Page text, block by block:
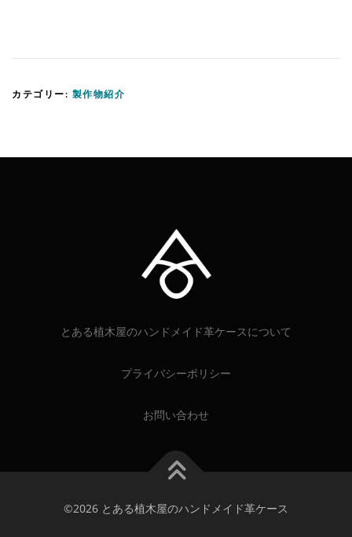
カテゴリー: 製作物紹介
とある植木屋のハンドメイド革ケースについて
プライバシーポリシー
お問い合わせ
©2026 とある植木屋のハンドメイド革ケース